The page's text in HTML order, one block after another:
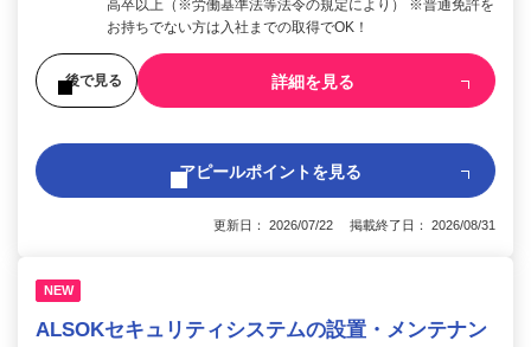
高卒以上（※労働基準法等法令の規定により） ※普通免許を
お持ちでない方は入社までの取得でOK！
後で見る 詳細を見る
アピールポイントを見る
更新日： 2026/07/22 掲載終了日： 2026/08/31
NEW
ALSOKセキュリティシステムの設置・メンテナン